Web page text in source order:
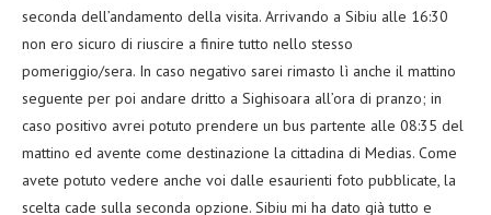
seconda dell’andamento della visita. Arrivando a Sibiu alle 16:30
non ero sicuro di riuscire a finire tutto nello stesso
pomeriggio/sera. In caso negativo sarei rimasto lì anche il mattino
seguente per poi andare dritto a Sighisoara all’ora di pranzo; in
caso positivo avrei potuto prendere un bus partente alle 08:35 del
mattino ed avente come destinazione la cittadina di Medias. Come
avete potuto vedere anche voi dalle esaurienti foto pubblicate, la
scelta cade sulla seconda opzione. Sibiu mi ha dato già tutto e